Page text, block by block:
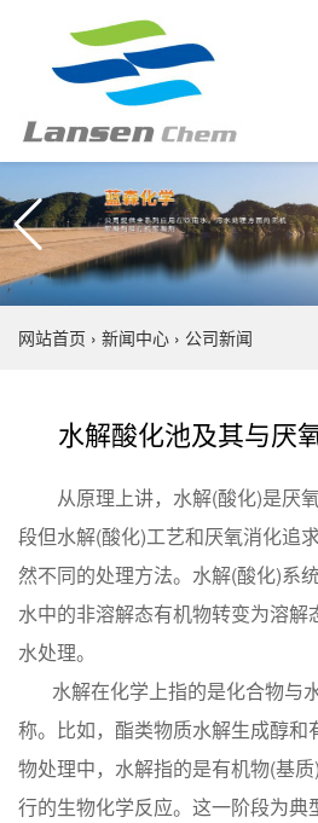
网站首页 › 新闻中心 › 公司新闻
水解酸化池及其与厌
从原理上讲，水解(酸化)是厌
段但水解(酸化)工艺和厌氧消化追
然不同的处理方法。水解(酸化)系
水中的非溶解态有机物转变为溶
水处理。
水解在化学上指的是化合物与
称。比如，酯类物质水解生成醇和
物处理中，水解指的是有机物(基
行的生物化学反应。这一阶段为典